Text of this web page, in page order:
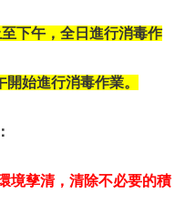
下午，全日進行消毒作
始進行消毒作業。
境孳清，清除不必要的積